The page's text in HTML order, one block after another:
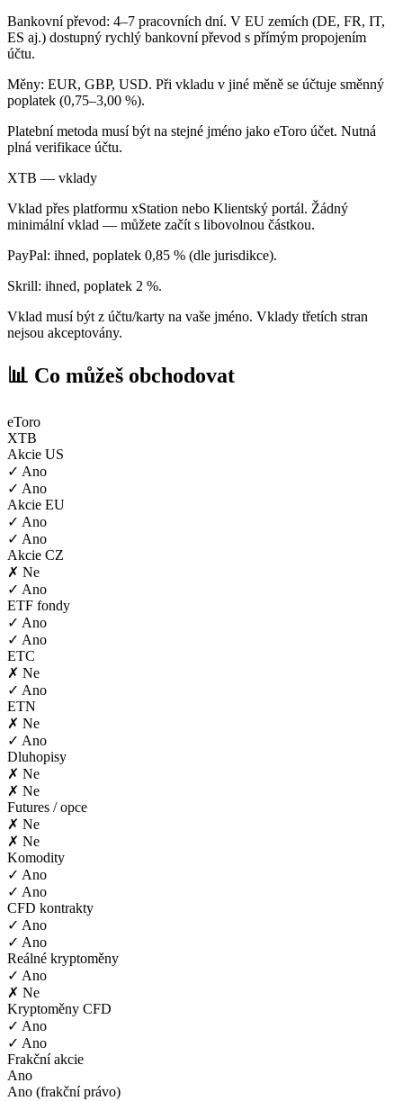
Bankovní převod: 4–7 pracovních dní. V EU zemích (DE, FR, IT,
ES aj.) dostupný rychlý bankovní převod s přímým propojením
účtu.
Měny: EUR, GBP, USD. Při vkladu v jiné měně se účtuje směnný
poplatek (0,75–3,00 %).
Platební metoda musí být na stejné jméno jako eToro účet. Nutná
plná verifikace účtu.
XTB — vklady
Vklad přes platformu xStation nebo Klientský portál. Žádný
minimální vklad — můžete začít s libovolnou částkou.
PayPal: ihned, poplatek 0,85 % (dle jurisdikce).
Skrill: ihned, poplatek 2 %.
Vklad musí být z účtu/karty na vaše jméno. Vklady třetích stran
nejsou akceptovány.
📊 Co můžeš obchodovat
eToro
XTB
Akcie US
✓ Ano
✓ Ano
Akcie EU
✓ Ano
✓ Ano
Akcie CZ
✗ Ne
✓ Ano
ETF fondy
✓ Ano
✓ Ano
ETC
✗ Ne
✓ Ano
ETN
✗ Ne
✓ Ano
Dluhopisy
✗ Ne
✗ Ne
Futures / opce
✗ Ne
✗ Ne
Komodity
✓ Ano
✓ Ano
CFD kontrakty
✓ Ano
✓ Ano
Reálné kryptoměny
✓ Ano
✗ Ne
Kryptoměny CFD
✓ Ano
✓ Ano
Frakční akcie
Ano
Ano (frakční právo)